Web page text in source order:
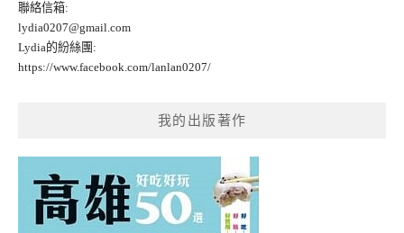
聯絡信箱:
lydia0207@gmail.com
Lydia的紛絲團:
https://www.facebook.com/lanlan0207/
我的出版著作